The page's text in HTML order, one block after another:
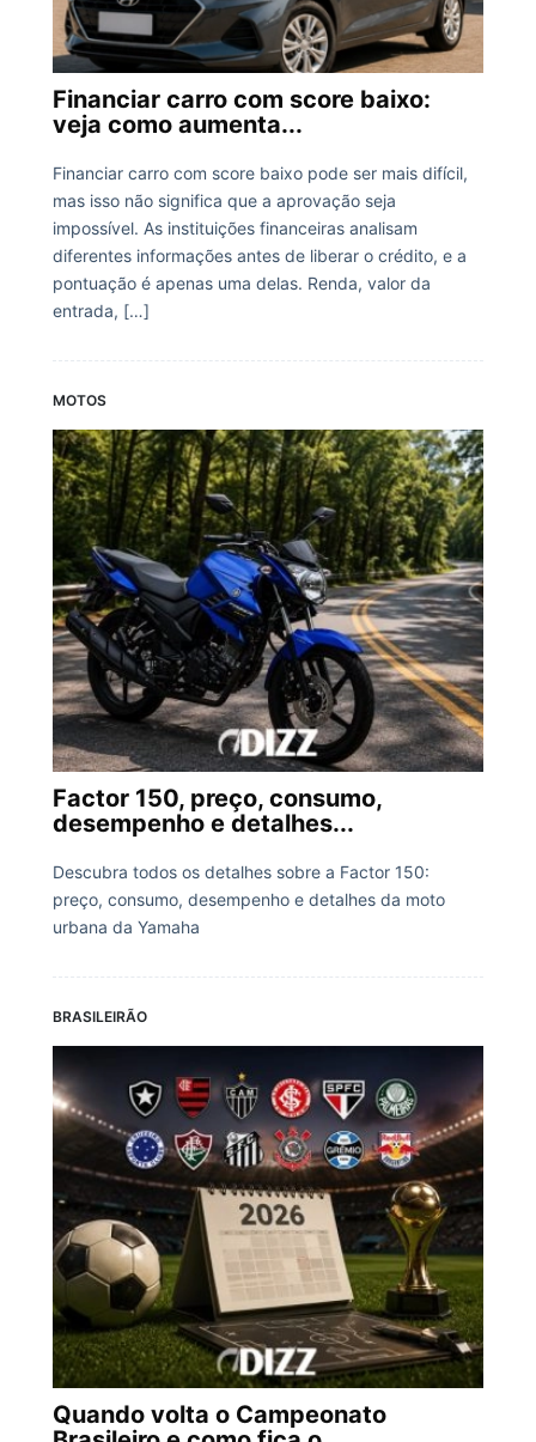
Financiar carro com score baixo:
veja como aumenta...
Financiar carro com score baixo pode ser mais difícil,
mas isso não significa que a aprovação seja
impossível. As instituições financeiras analisam
diferentes informações antes de liberar o crédito, e a
pontuação é apenas uma delas. Renda, valor da
entrada, […]
MOTOS
Factor 150, preço, consumo,
desempenho e detalhes...
Descubra todos os detalhes sobre a Factor 150:
preço, consumo, desempenho e detalhes da moto
urbana da Yamaha
BRASILEIRÃO
Quando volta o Campeonato